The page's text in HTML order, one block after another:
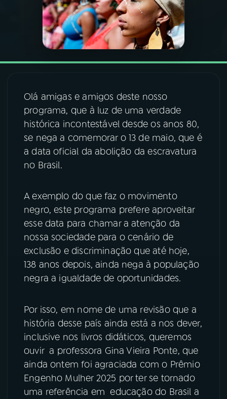
PODCASTS
06VIDEOCASTS
07 ÚLTIMAS
08FESTIVAL DE MÚSICA
ACOMPANHE A RÁDIO NACIONAL
Instagram X
TikTok
Olá amigas e amigos deste nosso
programa, que à luz de uma verdade
histórica incontestável desde os anos 80,
se nega a comemorar o 13 de maio, que é
a data oficial da abolição da escravatura
no Brasil.
A exemplo do que faz o movimento
negro, este programa prefere aproveitar
esse data para chamar a atenção da
nossa sociedade para o cenário de
exclusão e discriminação que até hoje,
138 anos depois, ainda nega à população
negra a igualdade de oportunidades.
Por isso, em nome de uma revisão que a
história desse país ainda está a nos dever,
inclusive nos livros didáticos, queremos
ouvir a professora Gina Vieira Ponte, que
ainda ontem foi agraciada com o Prêmio
Engenho Mulher 2025 por ter se tornado
uma referência em educação do Brasil a